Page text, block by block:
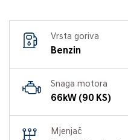
Vrsta goriva
Benzin
Snaga motora
66kW (90 KS)
Mjenjač